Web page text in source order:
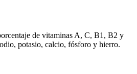
de vitaminas A, C, B1, B2 y
potasio, calcio, fósforo y hierro.